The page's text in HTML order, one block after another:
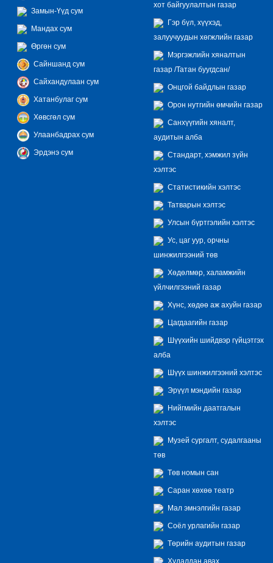
Замын-Үүд сум
Мандах сум
Өргөн сум
Сайншанд сум
Сайхандулаан сум
Хатанбулаг сум
Хөвсгөл сум
Улаанбадрах сум
Эрдэнэ сум
хот байгуулалтын газар
Гэр бүл, хүүхэд,
залуучуудын хөгжлийн газар
Мэргэжлийн хяналтын
газар /Татан буугдсан/
Онцгой байдлын газар
Орон нутгийн өмчийн газар
Санхүүгийн хяналт,
аудитын алба
Стандарт, хэмжил зүйн
хэлтэс
Статистикийн хэлтэс
Татварын хэлтэс
Улсын бүртгэлийн хэлтэс
Ус, цаг уур, орчны
шинжилгээний төв
Хөдөлмөр, халамжийн
үйлчилгээний газар
Хүнс, хөдөө аж ахуйн газар
Цагдаагийн газар
Шүүхийн шийдвэр гүйцэтгэх
алба
Шүүх шинжилгээний хэлтэс
Эрүүл мэндийн газар
Нийгмийн даатгалын
хэлтэс
Музей сургалт, судалгааны
төв
Төв номын сан
Саран хөхөө театр
Мал эмнэлгийн газар
Соёл урлагийн газар
Төрийн аудитын газар
Худалдан авах